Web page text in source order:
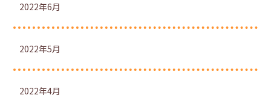
2022年6月
2022年5月
2022年4月